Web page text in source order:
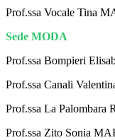
Prof.ssa Vocale Tina
Sede MODA
Prof.ssa Bompieri
Prof.ssa Canali
Prof.ssa La Palombara
Prof.ssa Zito Sonia